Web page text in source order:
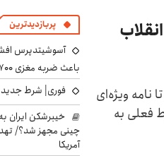
نامه ویژه‌ای
فعلی به
پربازدیدترین
آسوشیتدپرس
باعث ضربه مغزی ۷۰۰ نظامی آمریکایی شد
فوری| شرط جدید
خیبرشکن ایران
چینی مجهز شد؟/
آمریکا